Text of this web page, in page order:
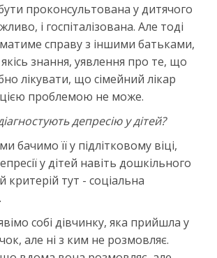
проконсультована у дитячого
і госпіталізована. Але тоді
справу з іншими батьками,
знання, уявлення про те, що
лікувати, що сімейний лікар
цією проблемою не може.
депресію у дітей?
бачимо її у підлітковому віці,
у дітей навіть дошкільного
критерій тут - соціальна
собі дівчинку, яка прийшла у
але ні з ким не розмовляє.